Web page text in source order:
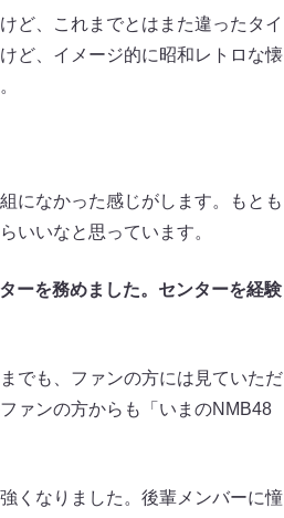
ど、これまでとはまた違ったタイ
ど、イメージ的に昭和レトロな懐
になかった感じがします。もとも
いいなと思っています。
ーを務めました。センターを経験
でも、ファンの方には見ていただ
ァンの方からも「いまのNMB48
くなりました。後輩メンバーに憧